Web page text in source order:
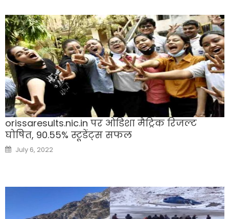
orissaresults.nic.in पर ओडिशा मैट्रिक रिजल्ट
घोषित, 90.55% स्टूडेंट्स सफल
Posted
on
July 6, 2022